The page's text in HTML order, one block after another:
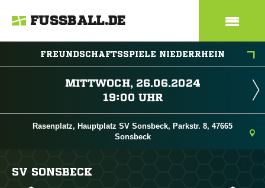
FUSSBALL.DE
FREUNDSCHAFTSSPIELE NIEDERRHEIN
 
 
Rasenplatz, Hauptplatz SV Sonsbeck, Parkstr. 8, 47665
Sonsbeck
SV SONSBECK